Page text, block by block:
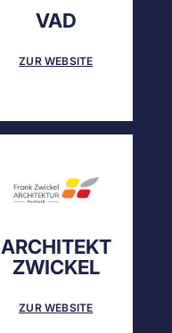
VAD
ZUR WEBSITE
ARCHITEKT
ZWICKEL
ZUR WEBSITE